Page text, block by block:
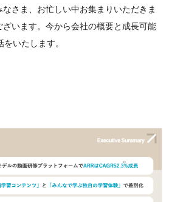
さま、お忙しい中お集まりいただきま
ざいます。今から会社の概要と成長可能
いたします。